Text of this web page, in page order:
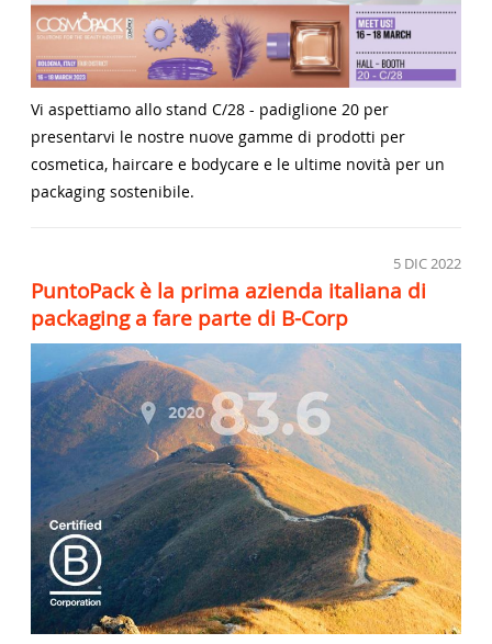
Vi aspettiamo allo stand C/28 - padiglione 20 per
presentarvi le nostre nuove gamme di prodotti per
cosmetica, haircare e bodycare e le ultime novità per un
packaging sostenibile.
5 DIC 2022
PuntoPack è la prima azienda italiana di
packaging a fare parte di B-Corp